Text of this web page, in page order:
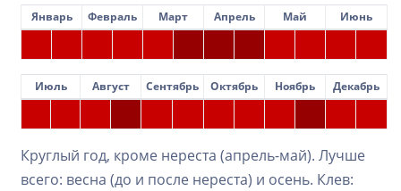
Январь Февраль Март Апрель Май Июнь
Июль Август Сентябрь Октябрь Ноябрь Декабрь
Круглый год, кроме нереста (апрель-май). Лучше
всего: весна (до и после нереста) и осень. Клев: